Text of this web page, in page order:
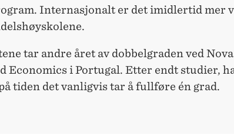
Internasjonalt er det imidlertid mer
tar andre året av dobbelgraden ved
Economics i Portugal. Etter endt studier,
tiden det vanligvis tar å fullføre én grad.